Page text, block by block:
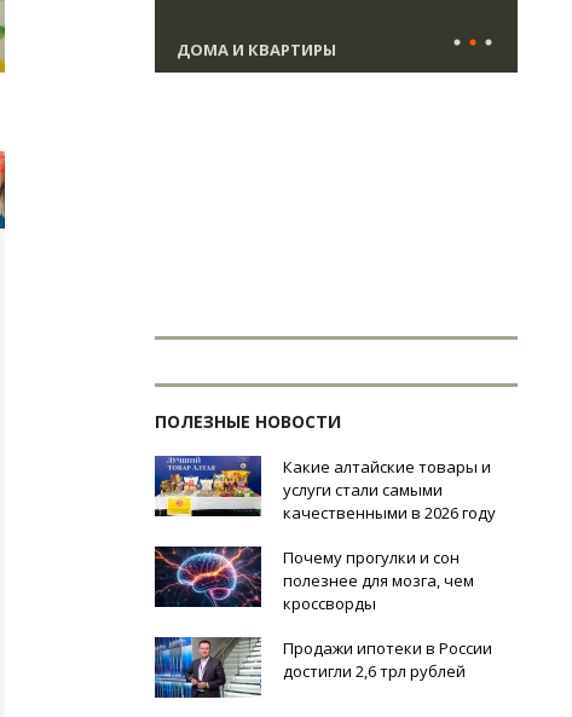
СТРОИТЕЛЬСТВО
ПОЛЕЗНЫЕ НОВОСТИ
Какие алтайские товары и
услуги стали самыми
качественными в 2026 году
Почему прогулки и сон
полезнее для мозга, чем
кроссворды
Продажи ипотеки в России
достигли 2,6 трл рублей